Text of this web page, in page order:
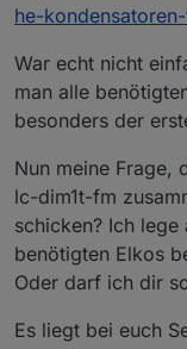
he-
War echt nicht
man alle
besonders der
Nun meine Frage,
lc-dim1t-fm
schicken? Ich
benötigten Elkos
Oder darf ich dir
Es liegt bei euch